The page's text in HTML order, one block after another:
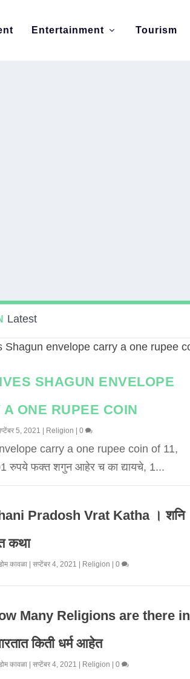
Entertainment Tourism
Latest
SHAGUN ENVELOPE
A ONE RUPEE COIN
5, 2021 Religion 0
carry a one rupee coin of 11,
रुपये फक्त शगुन आहेर च का द्यायचे, 1...
Pradosh Vrat Katha । शनि
कथा
कावळा| सप्टेंबर 4, 2021 Religion 0
Many Religions are there in
किती धर्म आहेत
कावळा| सप्टेंबर 4, 2021 Religion 0